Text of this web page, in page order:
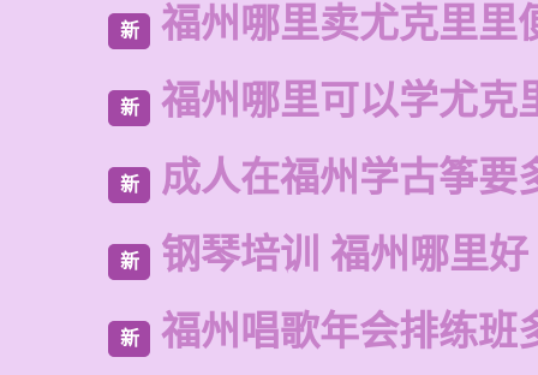
新 福州哪里卖尤克里里
新 福州哪里可以学尤克
新 成人在福州学古筝要
新 钢琴培训 福州哪里好
新 福州唱歌年会排练班